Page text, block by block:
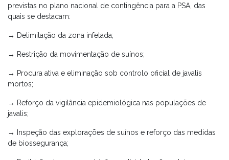
previstas no plano nacional de contingência para a PSA, das
quais se destacam:
→ Delimitação da zona infetada;
→ Restrição da movimentação de suínos;
→ Procura ativa e eliminação sob controlo oficial de javalis
mortos;
→ Reforço da vigilância epidemiológica nas populações de
javalis;
→ Inspeção das explorações de suínos e reforço das medidas
de biossegurança;